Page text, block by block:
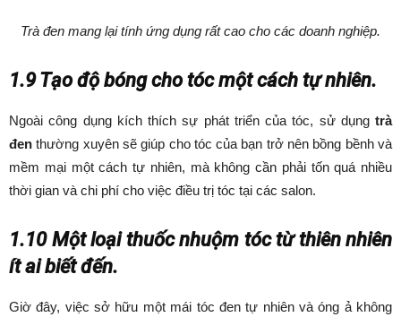
Trà đen mang lại tính ứng dụng rất cao cho các doanh nghiệp.
1.9 Tạo độ bóng cho tóc một cách tự nhiên.
Ngoài công dụng kích thích sự phát triển của tóc, sử dụng trà
đenthường xuyên sẽ giúp cho tóc của bạn trở nên bồng bềnh và
mềm mại một cách tự nhiên, mà không cần phải tốn quá nhiều
thời gian và chi phí cho việc điều trị tóc tại các salon.
1.10 Một loại thuốc nhuộm tóc từ thiên nhiên
ít ai biết đến.
Giờ đây, việc sở hữu một mái tóc đen tự nhiên và óng ả không